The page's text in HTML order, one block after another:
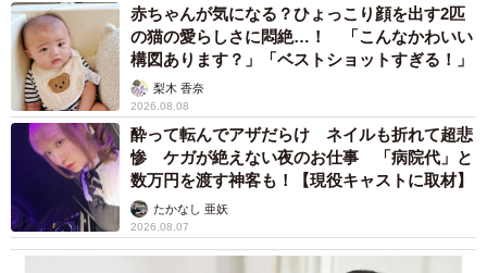
赤ちゃんが気になる？ひょっこり顔を出す2匹
の猫の愛らしさに悶絶…！ 「こんなかわいい
構図あります？」「ベストショットすぎる！」
梨木 香奈
2026.08.08
酔って転んでアザだらけ ネイルも折れて超悲
惨 ケガが絶えない夜のお仕事 「病院代」と
数万円を渡す神客も！【現役キャストに取材】
たかなし 亜妖
2026.08.07